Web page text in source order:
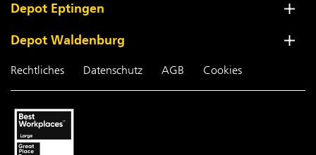
Depot Eptingen
Depot Waldenburg
Rechtliches Datenschutz AGB Cookies